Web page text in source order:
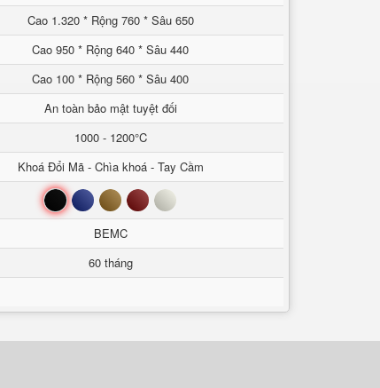
Cao 1.320 * Rộng 760 * Sâu 650
Cao 950 * Rộng 640 * Sâu 440
Cao 100 * Rộng 560 * Sâu 400
An toàn bảo mật tuyệt đối
1000 - 1200°C
Khoá Đổi Mã - Chìa khoá - Tay Cầm
Đen Xanh Nâu Đỏ Trắng
BEMC
60 tháng